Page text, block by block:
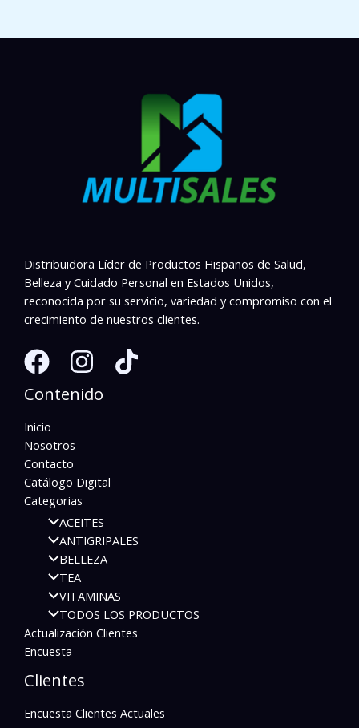
Distribuidora Líder de Productos Hispanos de Salud,
Belleza y Cuidado Personal en Estados Unidos,
reconocida por su servicio, variedad y compromiso con el
crecimiento de nuestros clientes.
Contenido
Inicio
Nosotros
Contacto
Catálogo Digital
Categorias
ACEITES
ANTIGRIPALES
BELLEZA
TEA
VITAMINAS
TODOS LOS PRODUCTOS
Actualización Clientes
Encuesta
Clientes
Encuesta Clientes Actuales